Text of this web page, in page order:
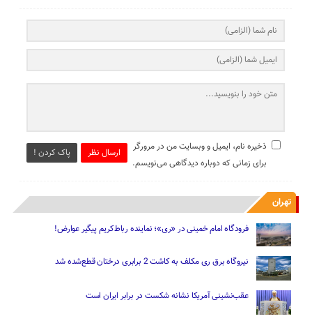
ارسال نظر پاک کردن !
ذخیره نام، ایمیل و وبسایت من در مرورگر
برای زمانی که دوباره دیدگاهی می‌نویسم.
تهران
فرودگاه امام خمینی در «ری»؛ نماینده رباط‌کریم پیگیر عوارض!
نیروگاه برق ری مکلف به کاشت 2 برابری درختان قطع‌شده شد
عقب‌نشینی آمریکا نشانه شکست در برابر ایران است